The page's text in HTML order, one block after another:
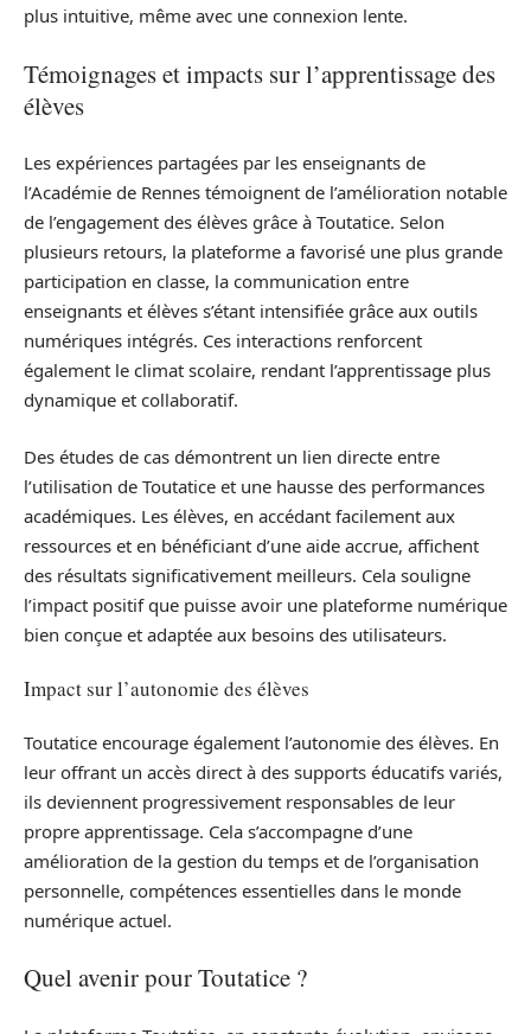
plus intuitive, même avec une connexion lente.
Témoignages et impacts sur l’apprentissage des
élèves
Les expériences partagées par les enseignants de
l’Académie de Rennes témoignent de l’amélioration notable
de l’engagement des élèves grâce à Toutatice. Selon
plusieurs retours, la plateforme a favorisé une plus grande
participation en classe, la communication entre
enseignants et élèves s’étant intensifiée grâce aux outils
numériques intégrés. Ces interactions renforcent
également le climat scolaire, rendant l’apprentissage plus
dynamique et collaboratif.
Des études de cas démontrent un lien directe entre
l’utilisation de Toutatice et une hausse des performances
académiques. Les élèves, en accédant facilement aux
ressources et en bénéficiant d’une aide accrue, affichent
des résultats significativement meilleurs. Cela souligne
l’impact positif que puisse avoir une plateforme numérique
bien conçue et adaptée aux besoins des utilisateurs.
Impact sur l’autonomie des élèves
Toutatice encourage également l’autonomie des élèves. En
leur offrant un accès direct à des supports éducatifs variés,
ils deviennent progressivement responsables de leur
propre apprentissage. Cela s’accompagne d’une
amélioration de la gestion du temps et de l’organisation
personnelle, compétences essentielles dans le monde
numérique actuel.
Quel avenir pour Toutatice ?